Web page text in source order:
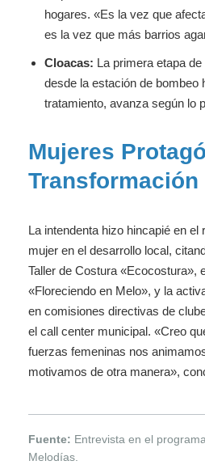
hogares. «Es la vez que
es la vez que más barrios
Cloacas: La primera etapa
desde la estación de bombeo
tratamiento, avanza según lo
Mujeres
Transformación
La intendenta hizo hincapié en el
mujer en el desarrollo local,
Taller de Costura «Ecocostura»,
«Floreciendo en Melo», y la
en comisiones directivas de
el call center municipal. «Creo
fuerzas femeninas nos
motivamos de otra manera»,
Fuente: Entrevista en el
Melodías.